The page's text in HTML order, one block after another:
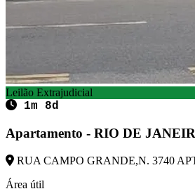
Leilão Extrajudicial
1m 8d
Apartamento - RIO DE
RUA CAMPO GRANDE,N. 3740
Área útil